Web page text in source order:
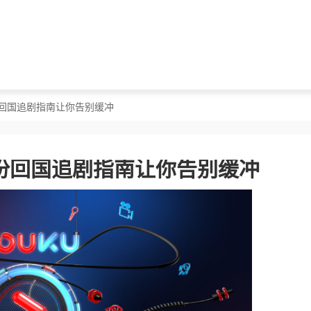
国追剧指南让你告别缓冲
国追剧指南让你告别缓冲